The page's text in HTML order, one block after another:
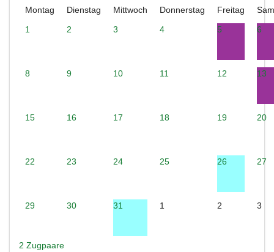
Montag
Dienstag Mittwoch Donnerstag Freitag
1
2 3 4 5 6
8 9 10 11 12 13
15 16 17 18 19 20
22 23 24 25 26 27
29 30 31 1 2 3
2 Zugpaare